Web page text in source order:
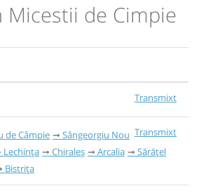
Micestii de Cimpie
Transmixt
Transmixt
de Câmpie
Sângeorgiu Nou
Lechința Chiraleș Arcalia
Sărățel
Bistrița